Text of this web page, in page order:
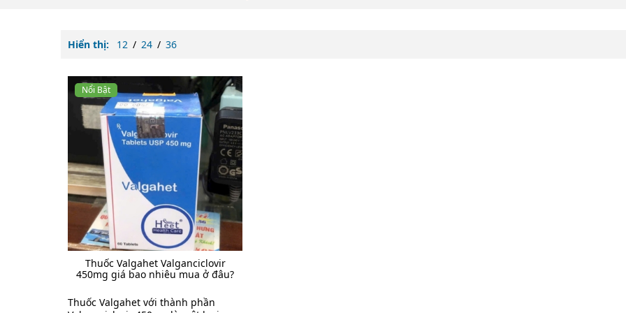
Hiển thị: 12 / 24 / 36
Nổi Bật
Thuốc Valgahet Valganciclovir
450mg giá bao nhiêu mua ở đâu?
Thuốc Valgahet với thành phần